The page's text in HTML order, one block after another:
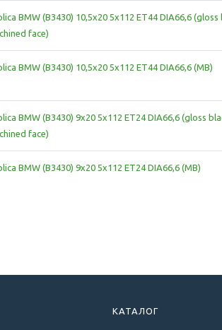
BMW (B3430) 10,5x20 5x112 ET44 DIA66,6 (gloss
face)
BMW (B3430) 10,5x20 5x112 ET44 DIA66,6 (MB)
BMW (B3430) 9x20 5x112 ET24 DIA66,6 (gloss
face)
BMW (B3430) 9x20 5x112 ET24 DIA66,6 (MB)
КАТАЛОГ